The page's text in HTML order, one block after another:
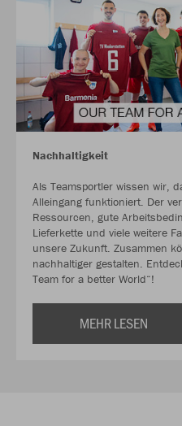
Nachhaltigkeit
Als Teamsportler wissen wir,
Alleingang funktioniert. Der
Ressourcen, gute
Lieferkette und viele weitere
unsere Zukunft. Zusammen
nachhaltiger gestalten.
Team for a better World“!
MEHR LESEN